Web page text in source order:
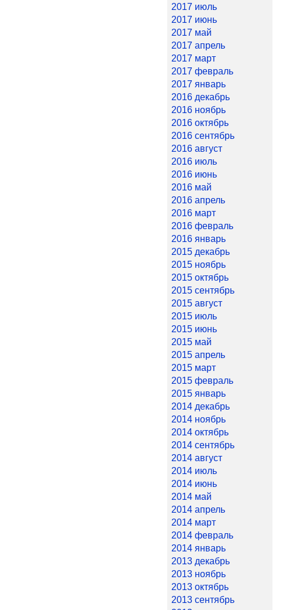
2017 июль
2017 июнь
2017 май
2017 апрель
2017 март
2017 февраль
2017 январь
2016 декабрь
2016 ноябрь
2016 октябрь
2016 сентябрь
2016 август
2016 июль
2016 июнь
2016 май
2016 апрель
2016 март
2016 февраль
2016 январь
2015 декабрь
2015 ноябрь
2015 октябрь
2015 сентябрь
2015 август
2015 июль
2015 июнь
2015 май
2015 апрель
2015 март
2015 февраль
2015 январь
2014 декабрь
2014 ноябрь
2014 октябрь
2014 сентябрь
2014 август
2014 июль
2014 июнь
2014 май
2014 апрель
2014 март
2014 февраль
2014 январь
2013 декабрь
2013 ноябрь
2013 октябрь
2013 сентябрь